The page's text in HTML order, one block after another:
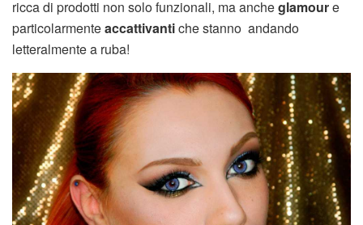
ricca di prodotti non solo funzionali, ma ancheglamoure
particolarmenteaccattivantiche stanno andando
letteralmente a ruba!